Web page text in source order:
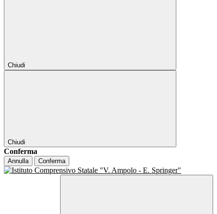
Chiudi
Chiudi
Conferma
Annulla Conferma